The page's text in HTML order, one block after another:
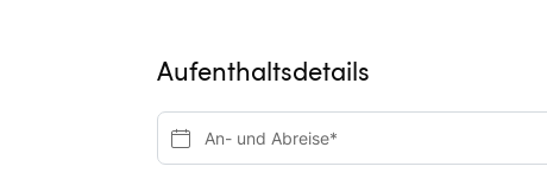
Aufenthaltsdetails
An- und Abreise*